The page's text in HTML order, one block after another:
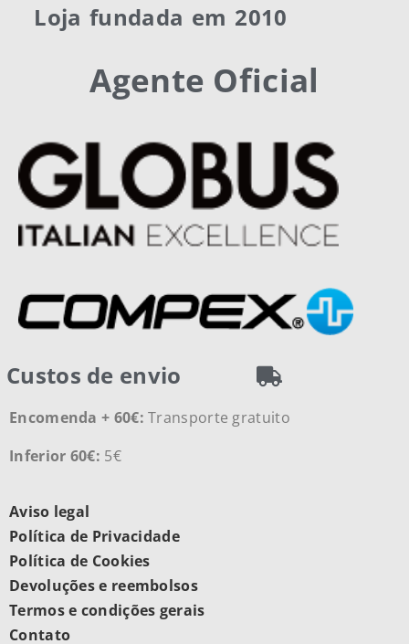
Loja fundada em 2010
Agente Oficial
Custos de envio
Encomenda + 60€:Transporte gratuito
Inferior 60€: 5€
Aviso legal
Política de Privacidade
Política de Cookies
Devoluções e reembolsos
Termos e condições gerais
Contato